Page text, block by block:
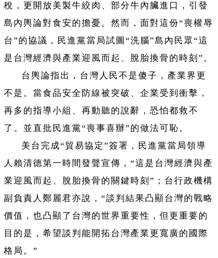
稅，更開放美製牛絞肉、部分牛內臟進口，引發
島內輿論對食安的擔憂。然而，面對這份“喪權辱
台”的協議，民進黨當局試圖“洗腦”島內民眾“這
是台灣經濟與產業迎風而起、脫胎換骨的時刻”。
台輿論指出，台灣人民不是傻子，產業界更
不是。當食品安全防線被突破、企業受到衝擊，
再多的指導小組、再動聽的說辭，恐怕都救不
了。並直批民進黨“喪事喜辦”的做法可恥。
美台完成“貿易協定”簽署，民進黨當局領導
人賴清德第一時間發聲宣傳，“這是台灣經濟與產
業迎風而起、脫胎換骨的關鍵時刻”；台行政機構
副負責人鄭麗君亦說，“談判結果凸顯台灣的戰略
價值，也凸顯了台灣的世界重要性，但更重要的
目的是，希望談判能開拓台灣產業更寬廣的國際
格局。”